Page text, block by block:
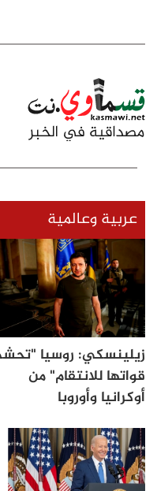
عربية وعالمية
زيلينسكي: روسيا
قواتها للانتقام" من
أوكرانيا وأوروبا